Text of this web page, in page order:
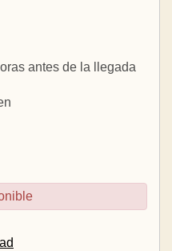
antes de la llegada